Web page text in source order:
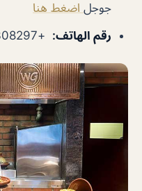
جوجل اضغط هنا
رقم الهاتف:
+97143308297